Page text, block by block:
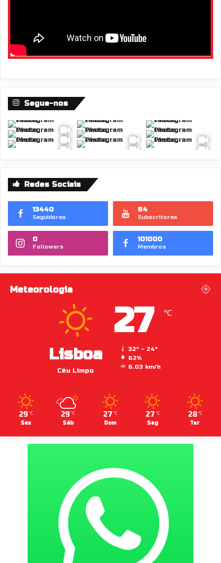
Segue-nos
Redes Sociais
13440
Seguidores
84
Subscritores
0
Followers
101000
Membros
Meteorologia
Lisboa
Céu Limpo
27 ℃
32º - 24º
62%
6.03 km/h
29 ℃
Sex
29 ℃
Sáb
27 ℃
Dom
27 ℃
Seg
28 ℃
Ter